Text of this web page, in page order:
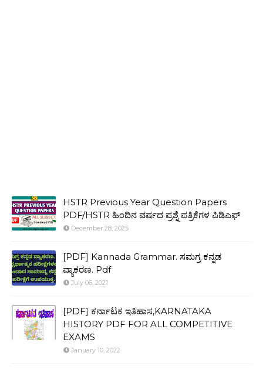
HSTR Previous Year Question Papers
PDF/HSTR ಹಿಂದಿನ ವರ್ಷದ ಪ್ರಶ್ನೆ ಪತ್ರಿಕೆಗಳ ಪಿಡಿಎಫ್
December 28, 2025
[PDF] Kannada Grammar. ಸಮಗ್ರ ಕನ್ನಡ
ವ್ಯಾಕರಣ. Pdf
July 06, 2021
[PDF] ಕರ್ನಾಟಕ ಇತಿಹಾಸ,KARNATAKA
HISTORY PDF FOR ALL COMPETITIVE
EXAMS
January 10, 2022